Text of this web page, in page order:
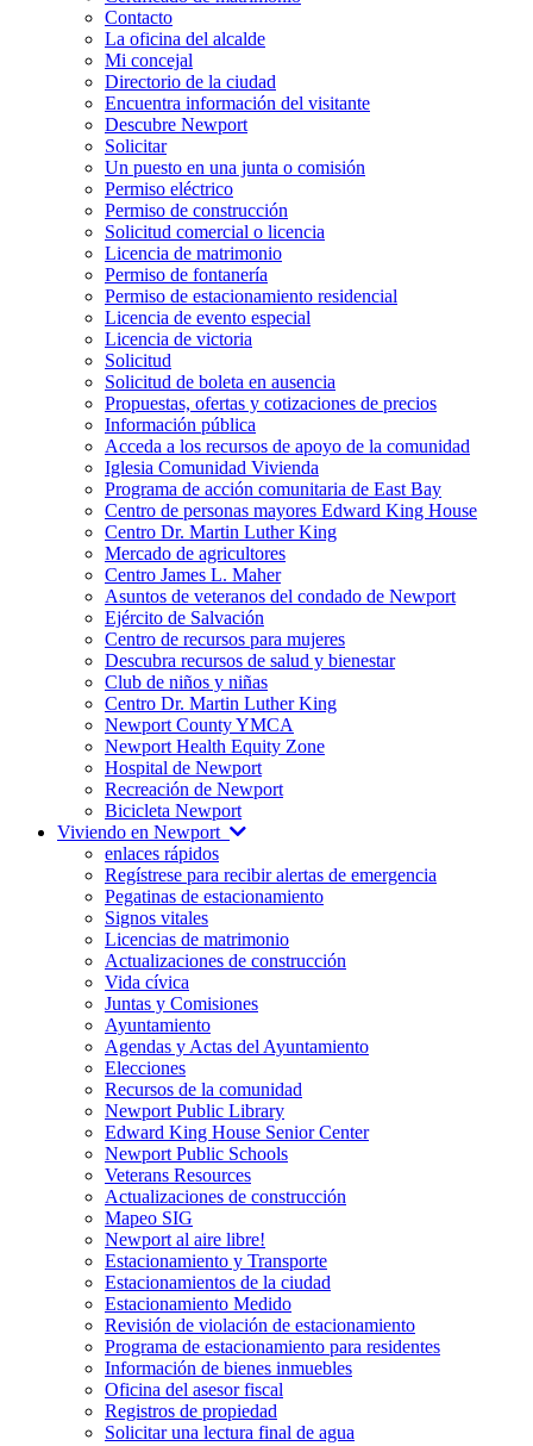
Contacto
La oficina del alcalde
Mi concejal
Directorio de la ciudad
Encuentra información del visitante
Descubre Newport
Solicitar
Un puesto en una junta o comisión
Permiso eléctrico
Permiso de construcción
Solicitud comercial o licencia
Licencia de matrimonio
Permiso de fontanería
Permiso de estacionamiento residencial
Licencia de evento especial
Licencia de victoria
Solicitud
Solicitud de boleta en ausencia
Propuestas, ofertas y cotizaciones de precios
Información pública
Acceda a los recursos de apoyo de la comunidad
Iglesia Comunidad Vivienda
Programa de acción comunitaria de East Bay
Centro de personas mayores Edward King House
Centro Dr. Martin Luther King
Mercado de agricultores
Centro James L. Maher
Asuntos de veteranos del condado de Newport
Ejército de Salvación
Centro de recursos para mujeres
Descubra recursos de salud y bienestar
Club de niños y niñas
Centro Dr. Martin Luther King
Newport County YMCA
Newport Health Equity Zone
Hospital de Newport
Recreación de Newport
Bicicleta Newport
Viviendo en Newport
enlaces rápidos
Regístrese para recibir alertas de emergencia
Pegatinas de estacionamiento
Signos vitales
Licencias de matrimonio
Actualizaciones de construcción
Vida cívica
Juntas y Comisiones
Ayuntamiento
Agendas y Actas del Ayuntamiento
Elecciones
Recursos de la comunidad
Newport Public Library
Edward King House Senior Center
Newport Public Schools
Veterans Resources
Actualizaciones de construcción
Mapeo SIG
Newport al aire libre!
Estacionamiento y Transporte
Estacionamientos de la ciudad
Estacionamiento Medido
Revisión de violación de estacionamiento
Programa de estacionamiento para residentes
Información de bienes inmuebles
Oficina del asesor fiscal
Registros de propiedad
Solicitar una lectura final de agua